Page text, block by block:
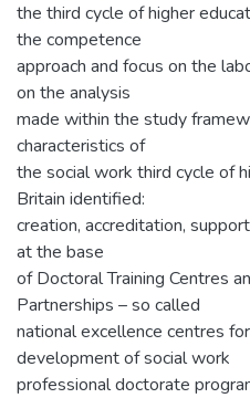
the third cycle of higher
the competence
approach and focus on the
on the analysis
made within the study
characteristics of
the social work third cycle of
Britain identified:
creation, accreditation,
at the base
of Doctoral Training Centres
Partnerships – so called
national excellence centres
development of social work
professional doctorate